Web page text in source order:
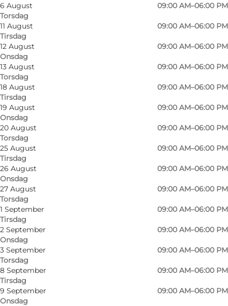
6 August
Torsdag
09:00 AM–06:00 PM
11 August
Tirsdag
09:00 AM–06:00 PM
12 August
Onsdag
09:00 AM–06:00 PM
13 August
Torsdag
09:00 AM–06:00 PM
18 August
Tirsdag
09:00 AM–06:00 PM
19 August
Onsdag
09:00 AM–06:00 PM
20 August
Torsdag
09:00 AM–06:00 PM
25 August
Tirsdag
09:00 AM–06:00 PM
26 August
Onsdag
09:00 AM–06:00 PM
27 August
Torsdag
09:00 AM–06:00 PM
1 September
Tirsdag
09:00 AM–06:00 PM
2 September
Onsdag
09:00 AM–06:00 PM
3 September
Torsdag
09:00 AM–06:00 PM
8 September
Tirsdag
09:00 AM–06:00 PM
9 September
Onsdag
09:00 AM–06:00 PM
Rigsarkivet er nabo til Christiansborgog er et
oplagt besøg for de historieinteresserede. Her
er historiske kilder offentligt tilgængelige, så du
kan dykke langt ned i Danmarkshistorien.
Foruden Rigsarkivet kan du udforske
Slotsholmens øvrige kulturelle tilbud. Blandt
andet byder
på fine kostumer,
mens
våben af forskellig kaliber.
Du kan også udforske skulpturer i
Museum
og historie på
Dansk Jødisk Museum.
Gratis oplevelser